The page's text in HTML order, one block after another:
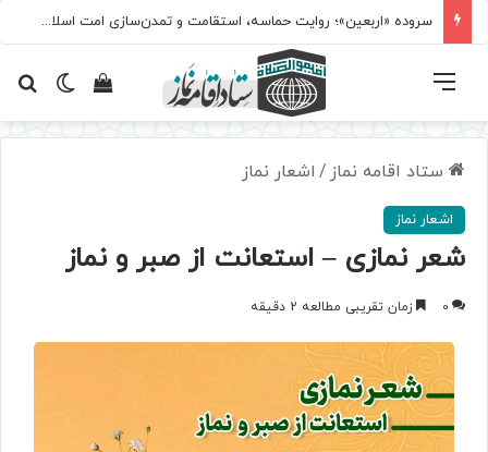
سروده‌ «اربعین»؛ روایت حماسه، استقامت و تمدن‌سازی امت اسلامی
تغییرمشاهده فهرست
ستاد اقامه نماز / اشعار نماز
اشعار نماز
شعر نمازی – استعانت از صبر و نماز
0 زمان تقریبی مطالعه 2 دقیقه